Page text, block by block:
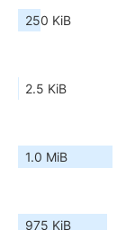
250 KiB
2.5 KiB
1.0 MiB
975 KiB